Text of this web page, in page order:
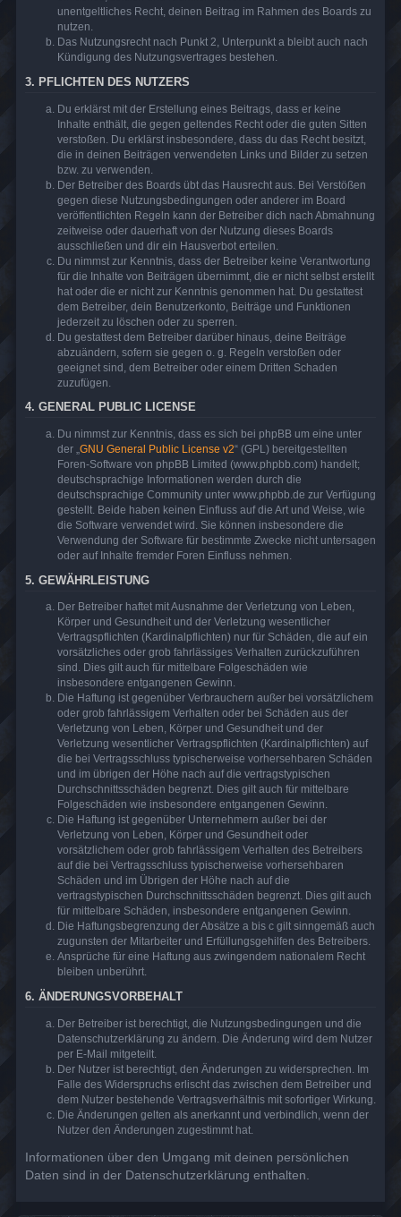
unentgeltliches Recht, deinen Beitrag im Rahmen des Boards zu
nutzen.
Das Nutzungsrecht nach Punkt 2, Unterpunkt a bleibt auch nach
Kündigung des Nutzungsvertrages bestehen.
3. PFLICHTEN DES NUTZERS
Du erklärst mit der Erstellung eines Beitrags, dass er keine
Inhalte enthält, die gegen geltendes Recht oder die guten Sitten
verstoßen. Du erklärst insbesondere, dass du das Recht besitzt,
die in deinen Beiträgen verwendeten Links und Bilder zu setzen
bzw. zu verwenden.
Der Betreiber des Boards übt das Hausrecht aus. Bei Verstößen
gegen diese Nutzungsbedingungen oder anderer im Board
veröffentlichten Regeln kann der Betreiber dich nach Abmahnung
zeitweise oder dauerhaft von der Nutzung dieses Boards
ausschließen und dir ein Hausverbot erteilen.
Du nimmst zur Kenntnis, dass der Betreiber keine Verantwortung
für die Inhalte von Beiträgen übernimmt, die er nicht selbst erstellt
hat oder die er nicht zur Kenntnis genommen hat. Du gestattest
dem Betreiber, dein Benutzerkonto, Beiträge und Funktionen
jederzeit zu löschen oder zu sperren.
Du gestattest dem Betreiber darüber hinaus, deine Beiträge
abzuändern, sofern sie gegen o. g. Regeln verstoßen oder
geeignet sind, dem Betreiber oder einem Dritten Schaden
zuzufügen.
4. GENERAL PUBLIC LICENSE
Du nimmst zur Kenntnis, dass es sich bei phpBB um eine unter
der „GNU General Public License v2“ (GPL) bereitgestellten
Foren-Software von phpBB Limited (www.phpbb.com) handelt;
deutschsprachige Informationen werden durch die
deutschsprachige Community unter www.phpbb.de zur Verfügung
gestellt. Beide haben keinen Einfluss auf die Art und Weise, wie
die Software verwendet wird. Sie können insbesondere die
Verwendung der Software für bestimmte Zwecke nicht untersagen
oder auf Inhalte fremder Foren Einfluss nehmen.
5. GEWÄHRLEISTUNG
Der Betreiber haftet mit Ausnahme der Verletzung von Leben,
Körper und Gesundheit und der Verletzung wesentlicher
Vertragspflichten (Kardinalpflichten) nur für Schäden, die auf ein
vorsätzliches oder grob fahrlässiges Verhalten zurückzuführen
sind. Dies gilt auch für mittelbare Folgeschäden wie
insbesondere entgangenen Gewinn.
Die Haftung ist gegenüber Verbrauchern außer bei vorsätzlichem
oder grob fahrlässigem Verhalten oder bei Schäden aus der
Verletzung von Leben, Körper und Gesundheit und der
Verletzung wesentlicher Vertragspflichten (Kardinalpflichten) auf
die bei Vertragsschluss typischerweise vorhersehbaren Schäden
und im übrigen der Höhe nach auf die vertragstypischen
Durchschnittsschäden begrenzt. Dies gilt auch für mittelbare
Folgeschäden wie insbesondere entgangenen Gewinn.
Die Haftung ist gegenüber Unternehmern außer bei der
Verletzung von Leben, Körper und Gesundheit oder
vorsätzlichem oder grob fahrlässigem Verhalten des Betreibers
auf die bei Vertragsschluss typischerweise vorhersehbaren
Schäden und im Übrigen der Höhe nach auf die
vertragstypischen Durchschnittsschäden begrenzt. Dies gilt auch
für mittelbare Schäden, insbesondere entgangenen Gewinn.
Die Haftungsbegrenzung der Absätze a bis c gilt sinngemäß auch
zugunsten der Mitarbeiter und Erfüllungsgehilfen des Betreibers.
Ansprüche für eine Haftung aus zwingendem nationalem Recht
bleiben unberührt.
6. ÄNDERUNGSVORBEHALT
Der Betreiber ist berechtigt, die Nutzungsbedingungen und die
Datenschutzerklärung zu ändern. Die Änderung wird dem Nutzer
per E-Mail mitgeteilt.
Der Nutzer ist berechtigt, den Änderungen zu widersprechen. Im
Falle des Widerspruchs erlischt das zwischen dem Betreiber und
dem Nutzer bestehende Vertragsverhältnis mit sofortiger Wirkung.
Die Änderungen gelten als anerkannt und verbindlich, wenn der
Nutzer den Änderungen zugestimmt hat.
Informationen über den Umgang mit deinen persönlichen
Daten sind in der Datenschutzerklärung enthalten.